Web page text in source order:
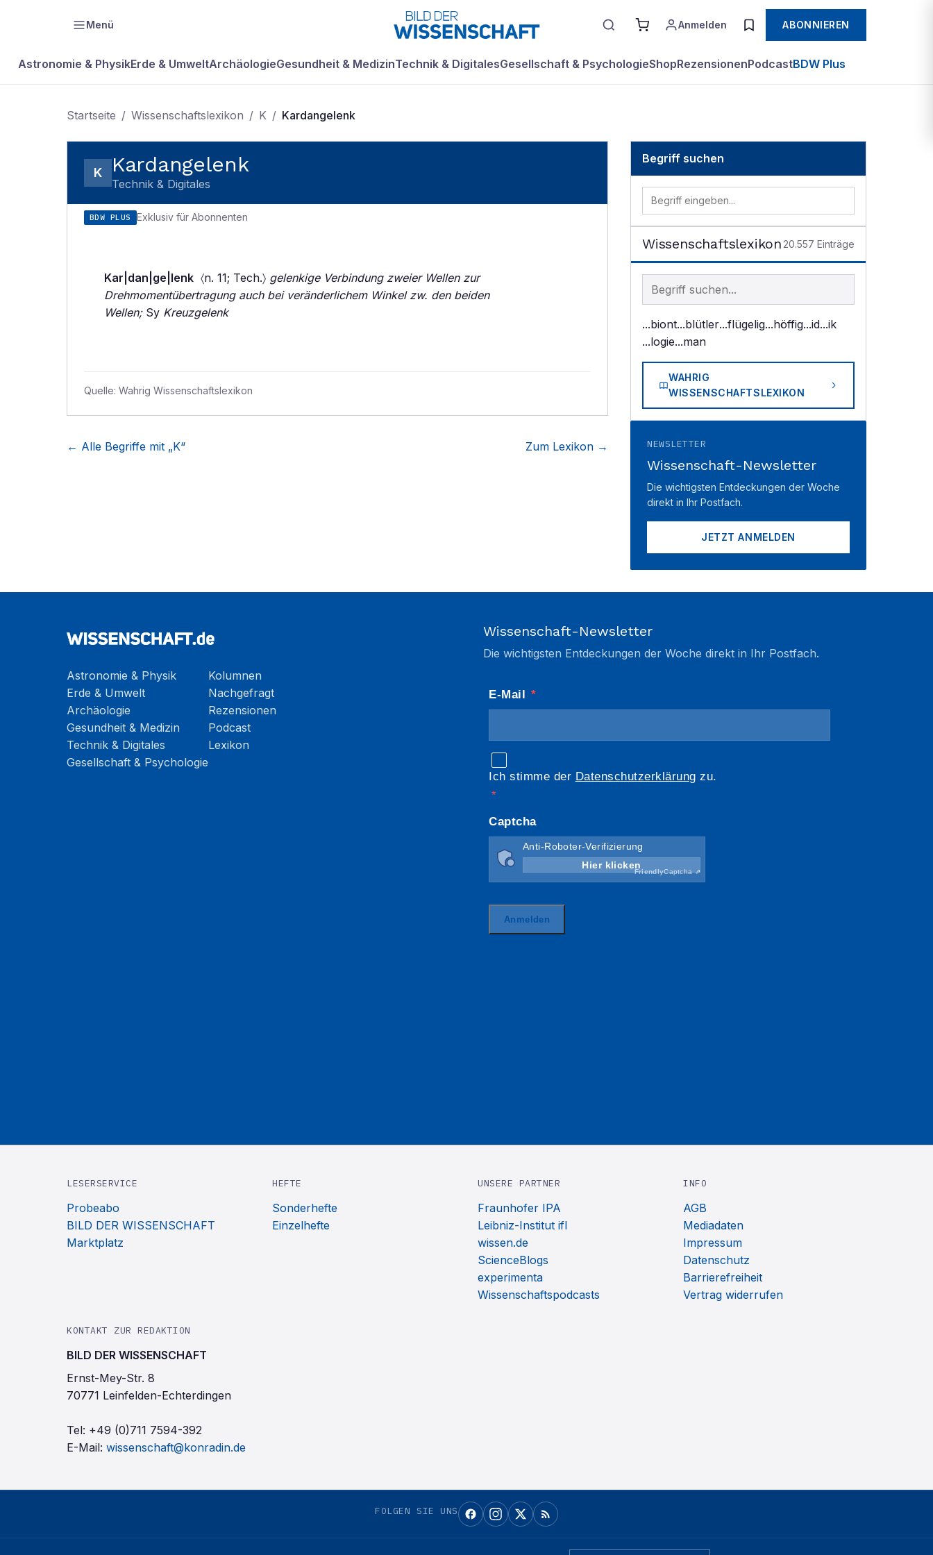
Menü Anmelden ABONNIEREN
Astronomie & PhysikErde & UmweltArchäologieGesundheit & MedizinTechnik & DigitalesGesellschaft & PsychologieShopRezensionenPodcastBDW Plus
Startseite / Wissenschaftslexikon / K / Kardangelenk
K Kardangelenk
Technik & Digitales
BDW PLUS Exklusiv für Abonnenten
Kar|dan|ge|lenk 〈n. 11; Tech.〉 gelenkige Verbindung zweier Wellen zur
Drehmomentübertragung auch bei veränderlichem Winkel zw. den beiden
Wellen;Sy Kreuzgelenk
Quelle: Wahrig Wissenschaftslexikon
← Alle Begriffe mit „K“ Zum Lexikon →
Begriff suchen
Wissenschaftslexikon 20.557 Einträge
Begriff im Lexikon suchen
...biont...blütler...flügelig...höffig...id...ik
...logie...man
WAHRIG
WISSENSCHAFTSLEXIKON
NEWSLETTER
Wissenschaft-Newsletter
Die wichtigsten Entdeckungen der Woche
direkt in Ihr Postfach.
JETZT ANMELDEN
Astronomie & Physik
Erde & Umwelt
Archäologie
Gesundheit & Medizin
Technik & Digitales
Gesellschaft & Psychologie
Kolumnen
Nachgefragt
Rezensionen
Podcast
Lexikon
Wissenschaft-Newsletter
Die wichtigsten Entdeckungen der Woche direkt in Ihr Postfach.
LESERSERVICE
Probeabo
BILD DER WISSENSCHAFT
Marktplatz
HEFTE
Sonderhefte
Einzelhefte
UNSERE PARTNER
Fraunhofer IPA
Leibniz-Institut ifl
wissen.de
ScienceBlogs
experimenta
Wissenschaftspodcasts
INFO
AGB
Mediadaten
Impressum
Datenschutz
Barrierefreiheit
Vertrag widerrufen
KONTAKT ZUR REDAKTION
BILD DER WISSENSCHAFT
Ernst-Mey-Str. 8
70771 Leinfelden-Echterdingen
Tel: +49 (0)711 7594-392
E-Mail: wissenschaft@konradin.de
FOLGEN SIE UNS